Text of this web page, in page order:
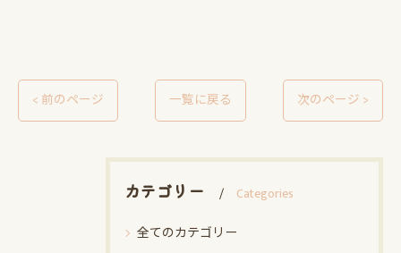
< 前のページ 一覧に戻る 次のページ >
カテゴリー Categories
全てのカテゴリー